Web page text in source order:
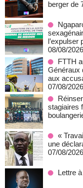
berger de
l’expulser
08/08/2026
FTTH
Généraux
aux
07/08/2026
stagiaires
«
une
07/08/2026
Lettre